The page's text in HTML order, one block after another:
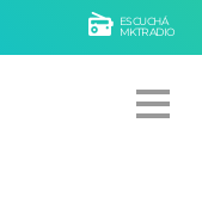
ESCUCHÁ
MKTRADIO